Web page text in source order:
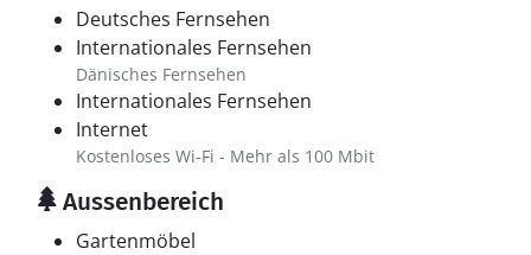
Deutsches Fernsehen
Internationales Fernsehen
Dänisches Fernsehen
Internationales Fernsehen
Internet
Kostenloses Wi-Fi - Mehr als 100 Mbit
Aussenbereich
Gartenmöbel